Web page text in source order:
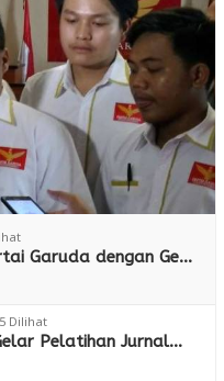
Garuda dengan Ge…
Dilihat
Pelatihan Jurnal…